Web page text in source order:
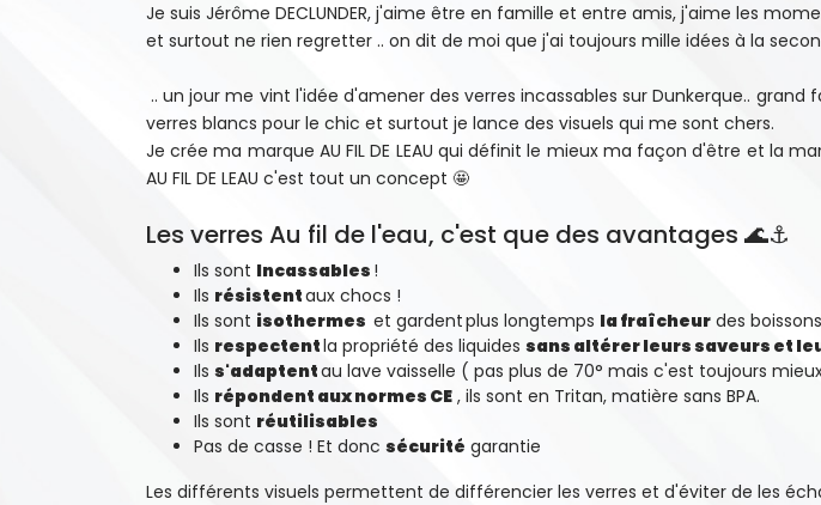
Je suis Jérôme DECLUNDER, j'aime être en famille et entre amis, j'aime les
et surtout ne rien regretter .. on dit de moi que j'ai toujours mille idées à la
.. un jour me vint l'idée d'amener des verres incassables sur Dunkerque..
verres blancs pour le chic et surtout je lance des visuels qui me sont chers.
Je crée ma marque AU FIL DE LEAU qui définit le mieux ma façon d'être et la
AU FIL DE LEAU c'est tout un concept 🤩
Les verres Au fil de l'eau, c'est que des avantages 🌊⚓
Ils sont Incassables !
Ils résistentaux chocs !
Ils sont isothermes et gardentplus longtemps la fraîcheur des
Ils respectentla propriété des liquides sans altérer leurs saveurs et
Ils s'adaptentau lave vaisselle ( pas plus de 70° mais c'est toujours
Ils répondent aux normes CE , ils sont en Tritan, matière sans BPA.
Ils sont réutilisables
Pas de casse ! Et donc sécurité garantie
Les différents visuels permettent de différencier les verres et d'éviter de les